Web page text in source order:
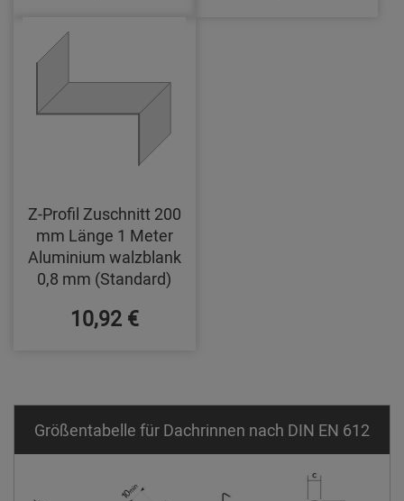
Z-Profil Zuschnitt 200
mm Länge 1 Meter
Aluminium walzblank
0,8 mm (Standard)
10,92 €
Größentabelle für Dachrinnen nach DIN EN 612